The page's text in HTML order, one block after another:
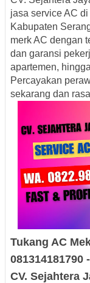
jasa service AC
Kabupaten
merk AC dengan
dan garansi
apartemen,
Percayakan
sekarang dan
Tukang AC
081314181790 -
CV. Sejahtera